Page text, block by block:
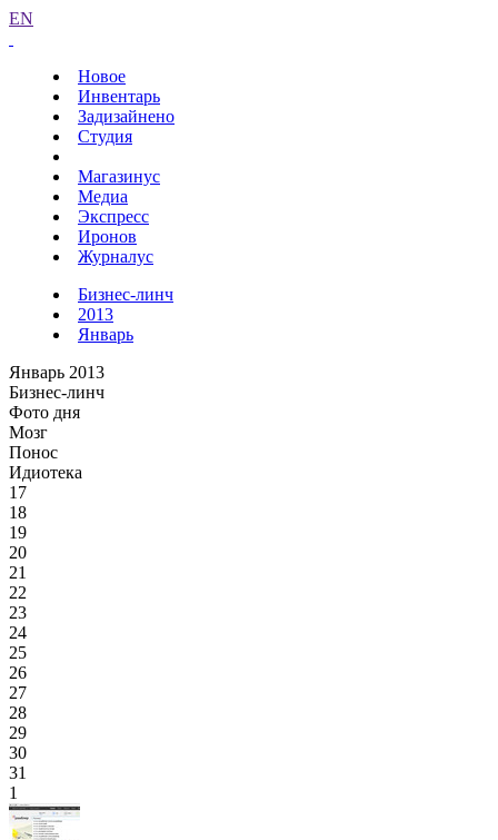
EN
Новое
Инвентарь
Задизайнено
Студия
Магазинус
Медиа
Экспресс
Иронов
Журналус
Бизнес-линч
2013
Январь
Январь 2013
Бизнес-линч
Фото дня
Мозг
Понос
Идиотека
17
18
19
20
21
22
23
24
25
26
27
28
29
30
31
1